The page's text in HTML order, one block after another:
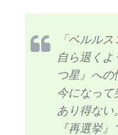
「ベルル
自ら退くよ
つ星』への
今になって
あり得ない
『再選挙